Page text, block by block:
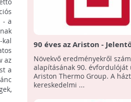
- a
az
a
90 éves az Ariston -
növekedés a magyarországi
hőszivattyú piacon
Növekvő eredményekről
alapításának 90. évfordulóját
Ariston Thermo Group. A
kereskedelmi ...